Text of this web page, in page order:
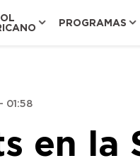
PROGRAMAS
01:58
en la